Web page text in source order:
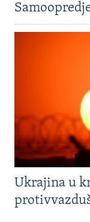
Ukrajina u